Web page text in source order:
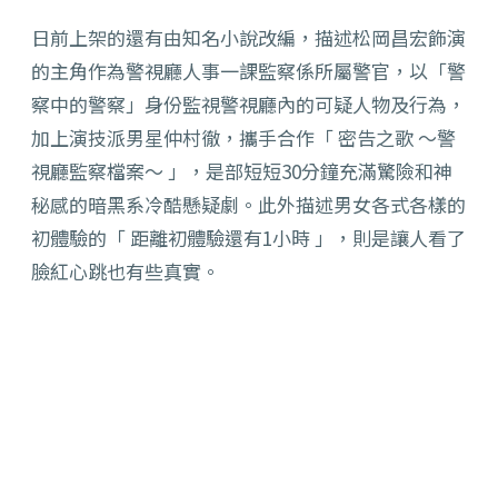
日前上架的還有由知名小說改編，描述松岡昌宏飾演
的主角作為警視廳人事一課監察係所屬警官，以「警
察中的警察」身份監視警視廳內的可疑人物及行為，
加上演技派男星仲村徹，攜手合作「 密告之歌 ～警
視廳監察檔案～ 」，是部短短30分鐘充滿驚險和神
秘感的暗黑系冷酷懸疑劇。此外描述男女各式各樣的
初體驗的「 距離初體驗還有1小時 」，則是讓人看了
臉紅心跳也有些真實。